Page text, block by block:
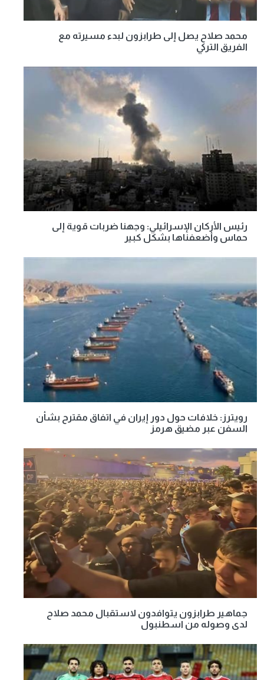
محمد صلاح يصل إلى طرابزون لبدء مسيرته مع
الفريق التركي
رئيس الأركان الإسرائيلي: وجهنا ضربات قوية إلى
حماس وأضعفناها بشكل كبير
رويترز: خلافات حول دور إيران في اتفاق مقترح بشأن
السفن عبر مضيق هرمز
جماهير طرابزون يتوافدون لاستقبال محمد صلاح
لدى وصوله من اسطنبول